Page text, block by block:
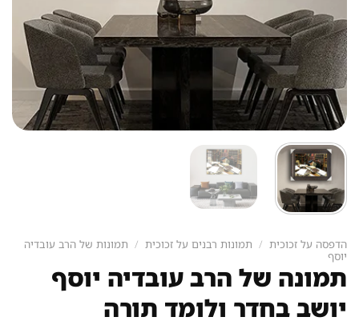
הדפסה על זכוכית / תמונות רבנים על זכוכית / תמונות של הרב עובדיה
יוסף
תמונה של הרב עובדיה יוסף
יושב בחדר ולומד תורה